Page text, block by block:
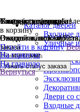
Каталог дверей
Входные
Уличные
Входные
Двери со
Входные
Узнать статус заказа
Введите ваш номер
Узнать статус заказа
Статус заказа Б-5152
На монтаже
Вернуться
Онлайн-оплата
Товар успешно
в корзину
Перейти в корзину
Спасибо за заявку!
Ожидайте,
На главную
Ваш заказ оформлен!
Ожидайте,
заказа
На главную